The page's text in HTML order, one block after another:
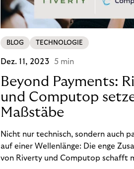
BLOG TECHNOLOGIE
Dez. 11, 2023 5 min
Beyond Payments:
und Computop
Maßstäbe
Nicht nur technisch, sondern auch
auf einer Wellenlänge: Die enge
von Riverty und Computop schafft